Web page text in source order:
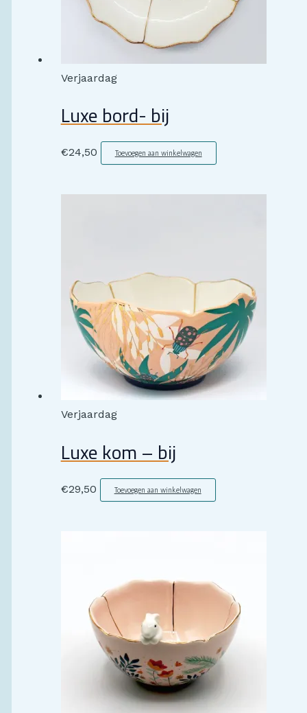
Verjaardag
Luxe bord- bij
€24,50 Toevoegen aan winkelwagen
Verjaardag
Luxe kom – bij
€29,50 Toevoegen aan winkelwagen